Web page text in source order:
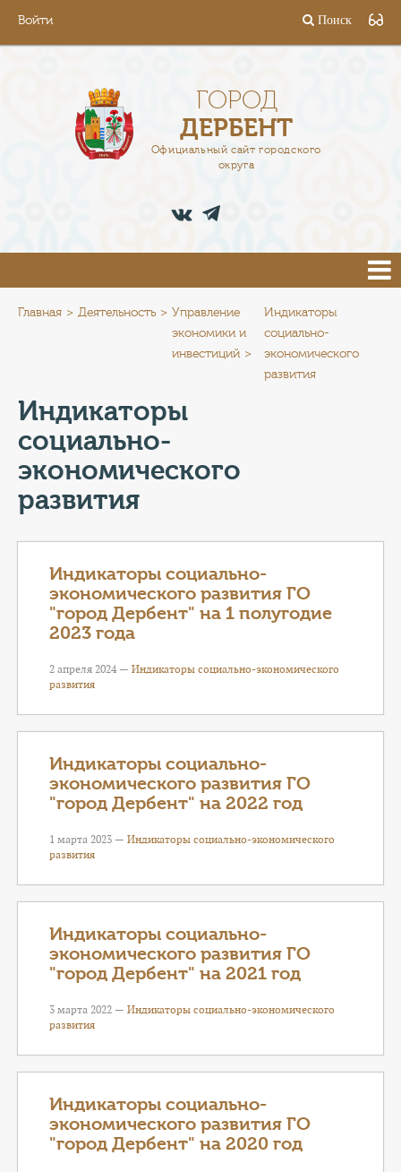
Войти Поиск
ГОРОД
ДЕРБЕНТ
Официальный сайт городского
округа
АДМИНИСТРАЦИЯ
ПРЕСС-ЦЕНТР
КОНТАКТЫ
ТАРИФЫ
ГЕРОИ Z
КАТАЛОГ УСЛУГ
СЛУЖБА ПО КОНТРАКТУ
Главная Деятельность
Управление
экономики и
инвестиций
Индикаторы
социально-
экономического
развития
Индикаторы
социально-
экономического
развития
Индикаторы социально-
экономического развития ГО
"город Дербент" на 1 полугодие
2023 года
2 апреля 2024 — Индикаторы социально-экономического
развития
Индикаторы социально-
экономического развития ГО
"город Дербент" на 2022 год
1 марта 2023 — Индикаторы социально-экономического
развития
Индикаторы социально-
экономического развития ГО
"город Дербент" на 2021 год
3 марта 2022 — Индикаторы социально-экономического
развития
Индикаторы социально-
экономического развития ГО
"город Дербент" на 2020 год